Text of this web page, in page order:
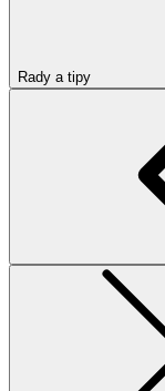
Rady a tipy